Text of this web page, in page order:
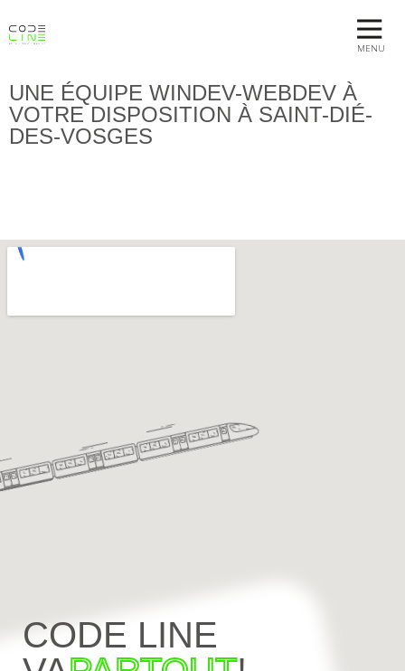
MENU
UNE ÉQUIPE WINDEV-WEBDEV À
VOTRE DISPOSITION À SAINT-DIÉ-
DES-VOSGES
CODE LINE